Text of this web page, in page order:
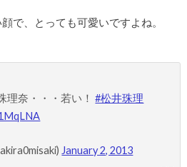
で、とっても可愛いですよね。
理奈・・・若い！#松井珠理
January 2, 2013